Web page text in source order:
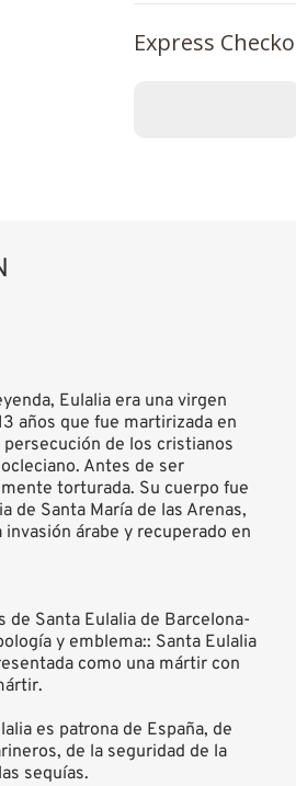
Express
Eulalia era una virgen
años que fue martirizada en
de los cristianos
Antes de ser
torturada. Su cuerpo fue
de Santa María de las Arenas,
árabe y recuperado en
de Santa Eulalia de Barcelona-
y emblema:: Santa Eulalia
como una mártir con
es patrona de España, de
de la seguridad de la
sequías.